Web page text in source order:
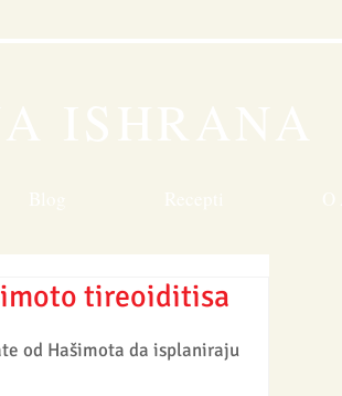
tireoiditisa
od Hašimota da isplaniraju